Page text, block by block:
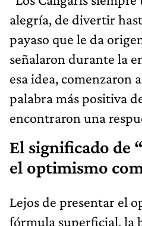
alegría, de divertir
payaso que le da
señalaron durante la
esa idea, comenzaron
palabra más positiva
encontraron una
El significado de
el optimismo
Lejos de presentar el
fórmula superficial, la